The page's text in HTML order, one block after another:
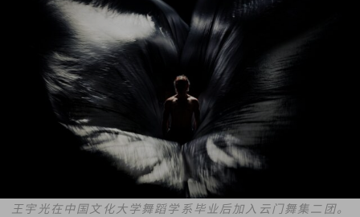
王宇光在中国文化大学舞蹈学系毕业后加入云门舞集二团。